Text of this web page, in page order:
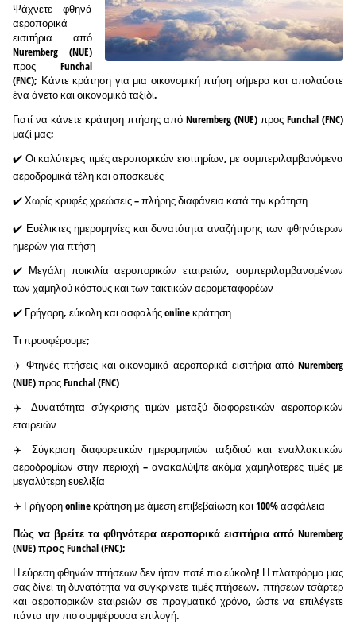
Ψάχνετε φθηνά
αεροπορικά
εισιτήρια από
Nuremberg (NUE)
προς Funchal
(FNC); Κάντε κράτηση για μια οικονομική πτήση σήμερα και απολαύστε
ένα άνετο και οικονομικό ταξίδι.
Γιατί να κάνετε κράτηση πτήσης από Nuremberg (NUE) προς Funchal (FNC)
μαζί μας;
✔️ Οι καλύτερες τιμές αεροπορικών εισιτηρίων, με συμπεριλαμβανόμενα
αεροδρομικά τέλη και αποσκευές
✔️ Χωρίς κρυφές χρεώσεις – πλήρης διαφάνεια κατά την κράτηση
✔️ Ευέλικτες ημερομηνίες και δυνατότητα αναζήτησης των φθηνότερων
ημερών για πτήση
✔️ Μεγάλη ποικιλία αεροπορικών εταιρειών, συμπεριλαμβανομένων
των χαμηλού κόστους και των τακτικών αερομεταφορέων
✔️ Γρήγορη, εύκολη και ασφαλής online κράτηση
Τι προσφέρουμε;
✈️ Φτηνές πτήσεις και οικονομικά αεροπορικά εισιτήρια από Nuremberg
(NUE) προς Funchal (FNC)
✈️ Δυνατότητα σύγκρισης τιμών μεταξύ διαφορετικών αεροπορικών
εταιρειών
✈️ Σύγκριση διαφορετικών ημερομηνιών ταξιδιού και εναλλακτικών
αεροδρομίων στην περιοχή – ανακαλύψτε ακόμα χαμηλότερες τιμές με
μεγαλύτερη ευελιξία
✈️ Γρήγορη online κράτηση με άμεση επιβεβαίωση και 100% ασφάλεια
Πώς να βρείτε τα φθηνότερα αεροπορικά εισιτήρια από Nuremberg
(NUE) προς Funchal (FNC);
Η εύρεση φθηνών πτήσεων δεν ήταν ποτέ πιο εύκολη! Η πλατφόρμα μας
σας δίνει τη δυνατότητα να συγκρίνετε τιμές πτήσεων, πτήσεων τσάρτερ
και αεροπορικών εταιρειών σε πραγματικό χρόνο, ώστε να επιλέγετε
πάντα την πιο συμφέρουσα επιλογή.